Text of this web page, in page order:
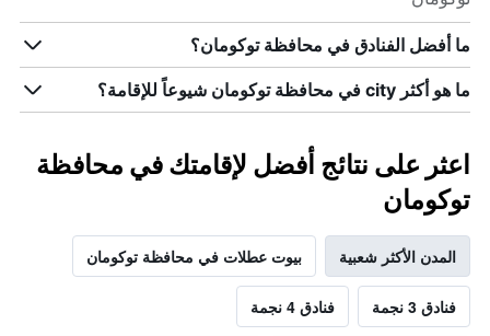
ما أفضل الفنادق في محافظة توكومان؟
ما هو أكثر city في محافظة توكومان شيوعاً للإقامة؟
اعثر على نتائج أفضل لإقامتك في محافظة
توكومان
المدن الأكثر شعبية بيوت عطلات في محافظة توكومان
فنادق 3 نجمة فنادق 4 نجمة